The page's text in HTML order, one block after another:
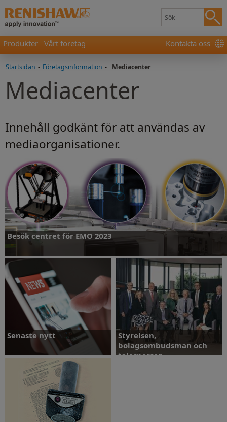
Produkter Vårt företag Kontakta oss
Startsidan - Företagsinformation - Mediacenter
Mediacenter
Innehåll godkänt för att användas av
mediaorganisationer.
Besök centret för EMO 2023
Besök vårt center
Senaste nytt
Mer information
Styrelsen,
bolagsombudsman och
talesperson